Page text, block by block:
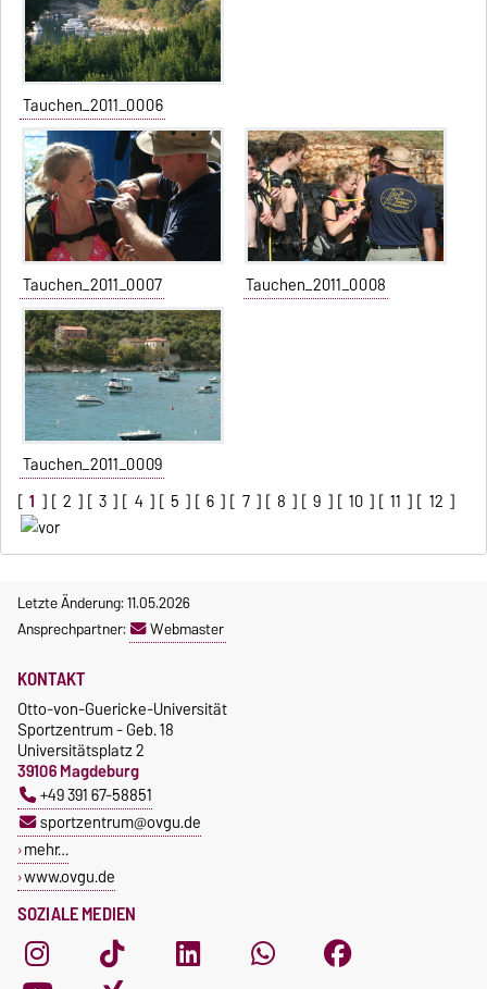
Tauchen_2011_0006
Tauchen_2011_0007 Tauchen_2011_0008
Tauchen_2011_0009
[ 1 ] [ 2 ] [ 3 ] [ 4 ] [ 5 ] [ 6 ] [ 7 ] [ 8 ] [ 9 ] [ 10 ] [ 11 ] [ 12 ]
Letzte Änderung: 11.05.2026
Ansprechpartner:
Webmaster
SOZIALE MEDIEN
KONTAKT
Otto-von-Guericke-Universität
Sportzentrum - Geb. 18
Universitätsplatz 2
39106 Magdeburg
+49 391 67-58851
sportzentrum@ovgu.de
mehr…
www.ovgu.de